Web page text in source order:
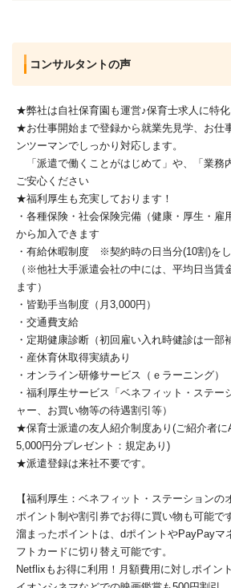
コンサルタントの声
★弊社は自社保育園も運営♪保育士求人に特化
★お仕事開始まで登録から就業先見学、お仕
ンツーマンでしっかり対応します。
「派遣で働くことがはじめて」や、「業務
ご安心ください
★福利厚生も充実しております！
・各種保険・社会保険完備（健康・厚生・
から加入できます
・有給休暇制度 ※契約時の日当分(10割)をし
（※他社大手派遣会社の中には、平均日当賃
ます）
・皆勤手当制度（月3,000円）
・交通費支給
・定期健康診断（初回雇い入れ時健診は一部
・産休育休取得実績あり
・オンライン研修サービス（ｅラーニング）
・福利厚生サービス「ベネフィット・ステ
ャー、お買い物等の待遇割引等）
★保育士派遣の友人紹介制度あり(ご紹介者に
5,000円分プレゼント：規定あり)
★派遣登録は来社不要です。
【福利厚生：ベネフィット・ステーションの
ポイント制や割引券でお得に買い物も可能で
溜まったポイントは、dポイントやPayPayマ
フトカードに切り替え可能です。
Netflixもお得に利用！月額費用に対しポイン